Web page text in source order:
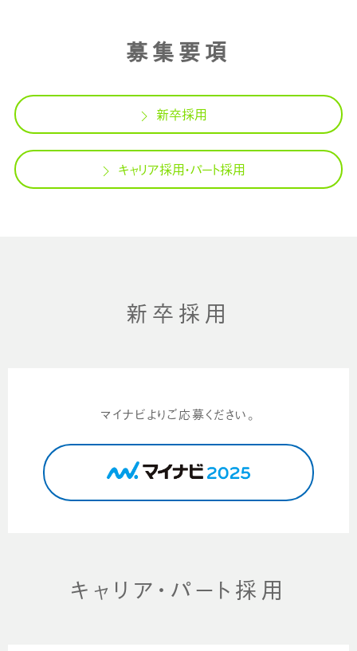
募集要項
新卒採用
キャリア採用・パート採用
新卒採用
マイナビよりご応募ください。
キャリア・パート採用